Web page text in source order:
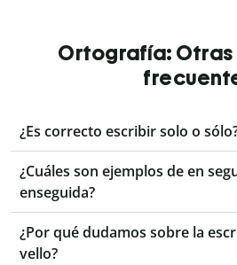
Ortografía:
¿Es correcto escribir solo o
¿Cuáles son ejemplos de en
enseguida?
¿Por qué dudamos sobre la
vello?